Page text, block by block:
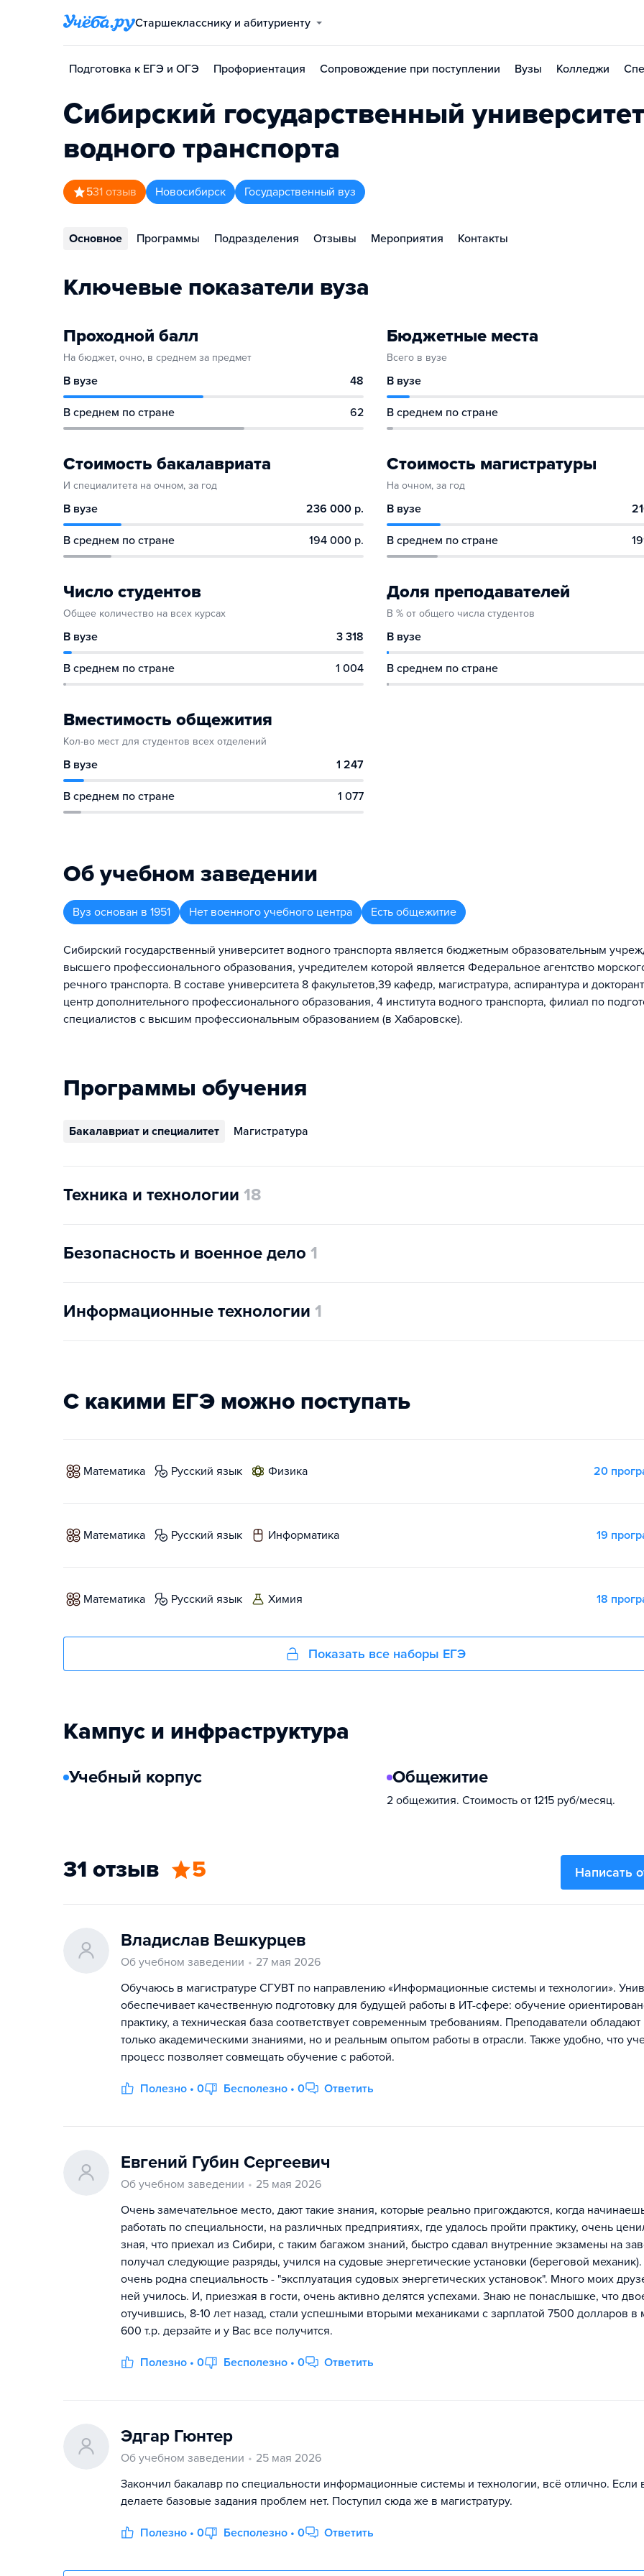
Старшекласснику и абитуриенту
Подготовка к ЕГЭ и ОГЭ Профориентация Сопровождение при поступлении Вузы Колледжи
Сибирский государственный университет
водного транспорта
531 отзыв Новосибирск Государственный вуз
Основное Программы Подразделения Отзывы Мероприятия Контакты
Ключевые показатели вуза
Проходной балл
На бюджет, очно, в среднем за предмет
В вузе 48
В среднем по стране 62
Бюджетные места
Всего в вузе
В вузе
В среднем по стране
Стоимость бакалавриата
И специалитета на очном, за год
В вузе 236 000 р.
В среднем по стране 194 000 р.
Стоимость магистратуры
На очном, за год
В вузе
В среднем по стране
Число студентов
Общее количество на всех курсах
В вузе 3 318
В среднем по стране 1 004
Доля преподавателей
В % от общего числа студентов
В вузе
В среднем по стране
Вместимость общежития
Кол-во мест для студентов всех отделений
В вузе 1 247
В среднем по стране 1 077
Об учебном заведении
Вуз основан в 1951 Нет военного учебного центра Есть общежитие
Сибирский государственный университет водного транспорта является бюджетным образовательным
высшего профессионального образования, учредителем которой является Федеральное агентство
речного транспорта. В составе университета 8 факультетов,39 кафедр, магистратура, аспирантура и
центр дополнительного профессионального образования, 4 института водного транспорта, филиал по
специалистов с высшим профессиональным образованием (в Хабаровске).
Программы обучения
Бакалавриат и специалитет Магистратура
Техника и технологии 18
Безопасность и военное дело 1
Информационные технологии 1
С какими ЕГЭ можно поступать
математика русский язык физика 20
математика русский язык информатика 19
математика русский язык химия 18
Показать все наборы ЕГЭ
Кампус и инфраструктура
Учебный корпус Общежитие
2 общежития. Стоимость от 1215 руб/месяц.
31 отзыв 5 Написать
Владислав Вешкурцев
Об учебном заведении
27 мая 2026
Обучаюсь в магистратуре СГУВТ по направлению «Информационные системы и технологии».
обеспечивает качественную подготовку для будущей работы в ИТ-сфере: обучение
практику, а техническая база соответствует современным требованиям. Преподаватели обладают
только академическими знаниями, но и реальным опытом работы в отрасли. Также удобно, что
процесс позволяет совмещать обучение с работой.
Полезно • 0 Бесполезно • 0 Ответить
Евгений Губин Сергеевич
Об учебном заведении
25 мая 2026
Очень замечательное место, дают такие знания, которые реально пригождаются, когда
работать по специальности, на различных предприятиях, где удалось пройти практику, очень
зная, что приехал из Сибири, с таким багажом знаний, быстро сдавал внутренние экзамены на
получал следующие разряды, учился на судовые энергетические установки (береговой
очень родна специальность - "эксплуатация судовых энергетических установок". Много моих
ней училось. И, приезжая в гости, очень активно делятся успехами. Знаю не понаслышке, что
отучившись, 8-10 лет назад, стали успешными вторыми механиками с зарплатой 7500 долларов в
600 т.р. дерзайте и у Вас все получится.
Полезно • 0 Бесполезно • 0 Ответить
Эдгар Гюнтер
Об учебном заведении
25 мая 2026
Закончил бакалавр по специальности информационные системы и технологии, всё отлично. Если
делаете базовые задания проблем нет. Поступил сюда же в магистратуру.
Полезно • 0 Бесполезно • 0 Ответить